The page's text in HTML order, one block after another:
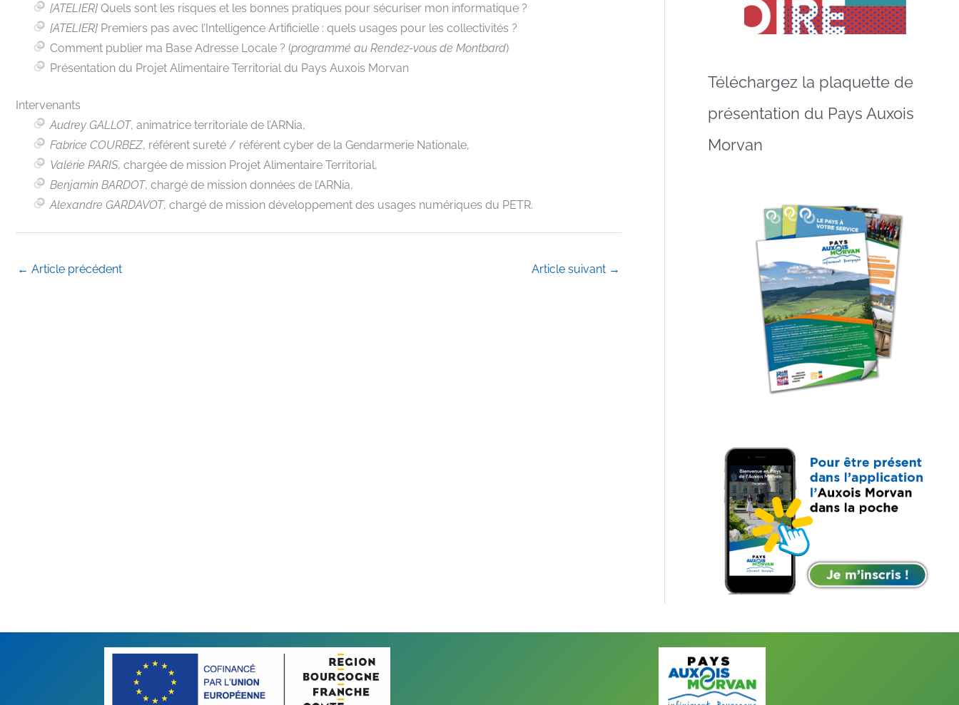
[ATELIER] Quels sont les risques et les bonnes pratiques pour sécuriser mon informatique ?
[ATELIER] Premiers pas avec l’Intelligence Artificielle : quels usages pour les collectivités ?
Comment publier ma Base Adresse Locale ? (programmé au Rendez-vous de Montbard)
Présentation du Projet Alimentaire Territorial du Pays Auxois Morvan
Intervenants
Audrey GALLOT, animatrice territoriale de l’ARNia,
Fabrice COURBEZ, référent sureté / référent cyber de la Gendarmerie Nationale,
Valérie PARIS, chargée de mission Projet Alimentaire Territorial,
Benjamin BARDOT, chargé de mission données de l’ARNia,
Alexandre GARDAVOT, chargé de mission développement des usages numériques du PETR.
← Article précédent Article suivant →
Téléchargez la plaquette de
présentation du Pays Auxois
Morvan